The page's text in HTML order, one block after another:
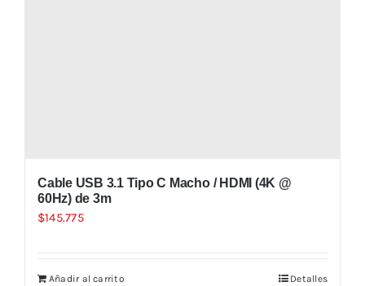
Cable USB 3.1 Tipo C Macho / HDMI (4K @
60Hz) de 3m
$145.775
Añadir al carrito Detalles